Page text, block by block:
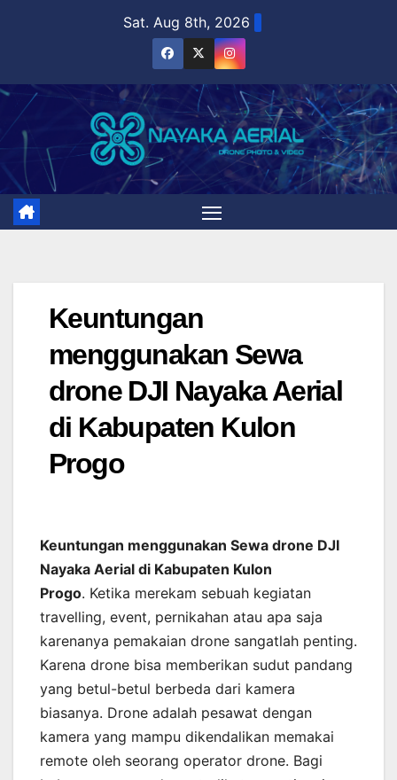
Sat. Aug 8th, 2026
Keuntungan
menggunakan Sewa
drone DJI Nayaka Aerial
di Kabupaten Kulon
Progo
Keuntungan menggunakan Sewa drone DJI
Nayaka Aerial di Kabupaten Kulon
Progo. Ketika merekam sebuah kegiatan
travelling, event, pernikahan atau apa saja
karenanya pemakaian drone sangatlah penting.
Karena drone bisa memberikan sudut pandang
yang betul-betul berbeda dari kamera
biasanya. Drone adalah pesawat dengan
kamera yang mampu dikendalikan memakai
remote oleh seorang operator drone. Bagi